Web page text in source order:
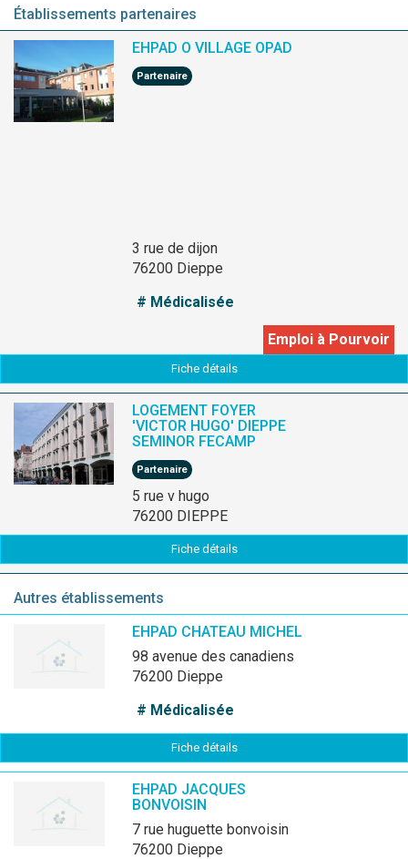
Établissements partenaires
EHPAD O VILLAGE OPAD
Partenaire
3 rue de dijon
76200 Dieppe
# Médicalisée
Emploi à Pourvoir
Fiche détails
LOGEMENT FOYER
'VICTOR HUGO' DIEPPE
SEMINOR FECAMP
Partenaire
5 rue v hugo
76200 DIEPPE
Fiche détails
Autres établissements
EHPAD CHATEAU MICHEL
98 avenue des canadiens
76200 Dieppe
# Médicalisée
Fiche détails
EHPAD JACQUES
BONVOISIN
7 rue huguette bonvoisin
76200 Dieppe